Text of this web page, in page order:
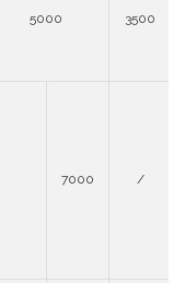
5000 3500
7000 /